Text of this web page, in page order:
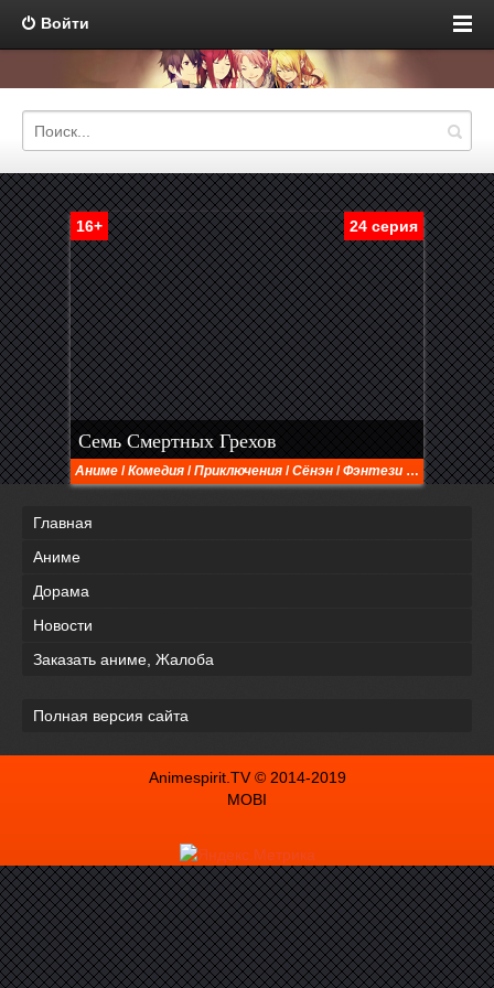
Войти
24 серия
16+
Семь Смертных Грехов
Аниме /Комедия /Приключения /Сёнэн /Фэнтези Экшен
Главная
Аниме
Дорама
Новости
Заказать аниме, Жалоба
Полная версия сайта
Animespirit.TV © 2014-2019
MOBI